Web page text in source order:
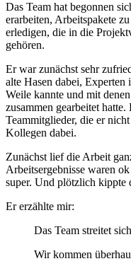
Das Team hat begonnen
erarbeiten, Arbeitspakete
erledigen, die in die
gehören.
Er war zunächst sehr
alte Hasen dabei, Experten
Weile kannte und mit
zusammen gearbeitet
Teammitglieder, die er
Kollegen dabei.
Zunächst lief die Arbeit
Arbeitsergebnisse waren
super. Und plötzlich kippte
Er erzählte mir:
Das Team streitet
Wir kommen